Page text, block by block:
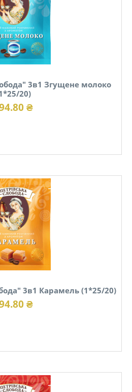
3в1 Згущене молоко
20)
₴
3в1 Карамель (1*25/20)
₴